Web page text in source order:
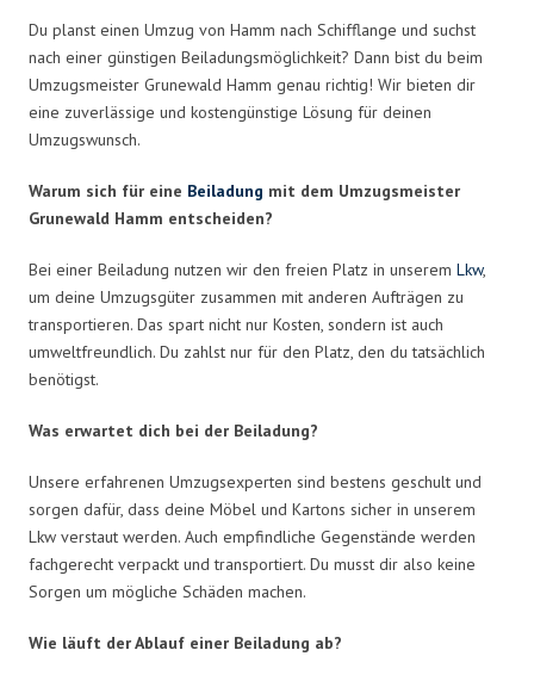
Du planst einen Umzug von Hamm nach Schifflange und suchst
nach einer günstigen Beiladungsmöglichkeit? Dann bist du beim
Umzugsmeister Grunewald Hamm genau richtig! Wir bieten dir
eine zuverlässige und kostengünstige Lösung für deinen
Umzugswunsch.
Warum sich für eine Beiladung mit dem Umzugsmeister
Grunewald Hamm entscheiden?
Bei einer Beiladung nutzen wir den freien Platz in unserem Lkw,
um deine Umzugsgüter zusammen mit anderen Aufträgen zu
transportieren. Das spart nicht nur Kosten, sondern ist auch
umweltfreundlich. Du zahlst nur für den Platz, den du tatsächlich
benötigst.
Was erwartet dich bei der Beiladung?
Unsere erfahrenen Umzugsexperten sind bestens geschult und
sorgen dafür, dass deine Möbel und Kartons sicher in unserem
Lkw verstaut werden. Auch empfindliche Gegenstände werden
fachgerecht verpackt und transportiert. Du musst dir also keine
Sorgen um mögliche Schäden machen.
Wie läuft der Ablauf einer Beiladung ab?